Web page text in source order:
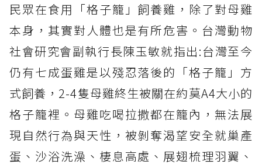
民眾在食用「格子籠」飼養雞，除了對母雞
本身，其實對人體也是有所危害。台灣動物
社會研究會副執行長陳玉敏就指出:台灣至今
仍有七成蛋雞是以殘忍落後的「格子籠」方
式飼養，2-4隻母雞終生被關在約莫A4大小的
格子籠裡。母雞吃喝拉撒都在籠內，無法展
現自然行為與天性，被剝奪渴望安全就巢產
蛋、沙浴洗澡、棲息高處、展翅梳理羽翼、